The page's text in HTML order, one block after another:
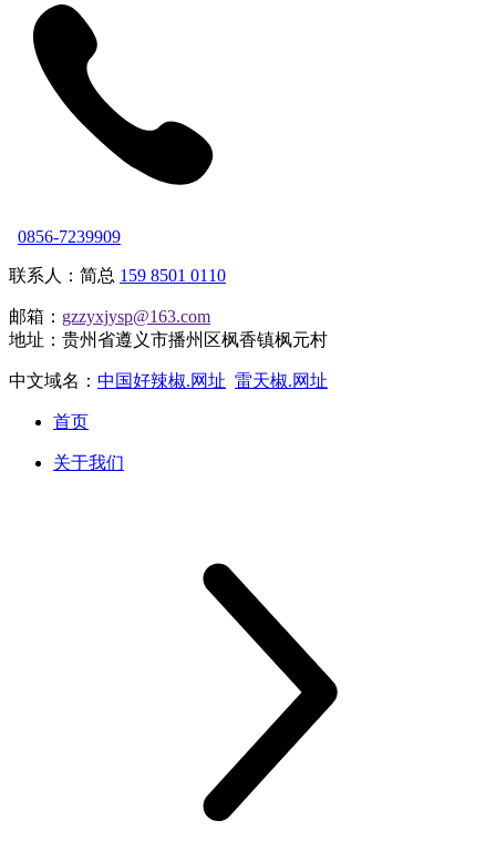
0856-7239909
联系人：简总 159 8501 0110
邮箱： gzzyxjysp@163.com
地址：贵州省遵义市播州区枫香镇枫元村
中文域名： 中国好辣椒.网址 雷天椒.网址
首页
关于我们